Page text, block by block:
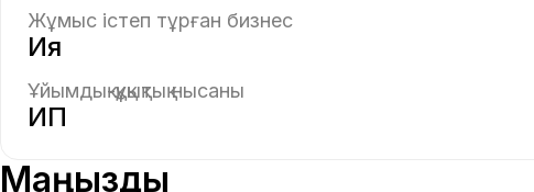
Жұмыс істеп тұрған бизнес
Ия
Ұйымдық-құқықтық нысаны
ИП
Маңызды